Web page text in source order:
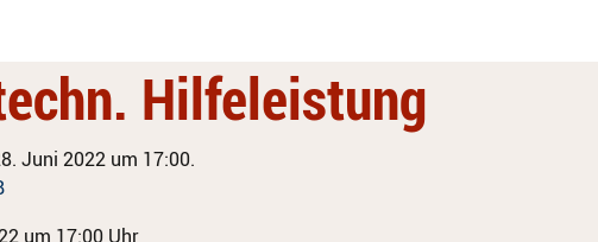
Hilfeleistung
Juni 2022 um 17:00.
um 17:00 Uhr